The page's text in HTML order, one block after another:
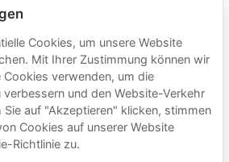
Ist das Parken
am
Straßenrand in
der Nähe des
Parc de la
Maourine
(Carré de la
Cookies, um unsere Website
Mit Ihrer Zustimmung können wir
verwenden, um die
und den Website-Verkehr
Sie auf "Akzeptieren" klicken, stimmen
Cookies auf unserer Website
Richtlinie zu.